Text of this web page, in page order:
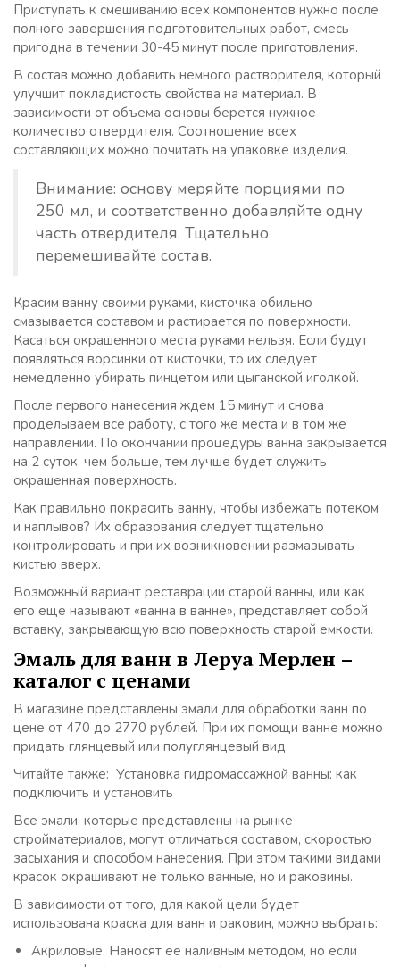
Приступать к смешиванию всех компонентов нужно после
полного завершения подготовительных работ, смесь
пригодна в течении 30-45 минут после приготовления.
В состав можно добавить немного растворителя, который
улучшит покладистость свойства на материал. В
зависимости от объема основы берется нужное
количество отвердителя. Соотношение всех
составляющих можно почитать на упаковке изделия.
Внимание: основу меряйте порциями по
250 мл, и соответственно добавляйте одну
часть отвердителя. Тщательно
перемешивайте состав.
Красим ванну своими руками, кисточка обильно
смазывается составом и растирается по поверхности.
Касаться окрашенного места руками нельзя. Если будут
появляться ворсинки от кисточки, то их следует
немедленно убирать пинцетом или цыганской иголкой.
После первого нанесения ждем 15 минут и снова
проделываем все работу, с того же места и в том же
направлении. По окончании процедуры ванна закрывается
на 2 суток, чем больше, тем лучше будет служить
окрашенная поверхность.
Как правильно покрасить ванну, чтобы избежать потеком
и наплывов? Их образования следует тщательно
контролировать и при их возникновении размазывать
кистью вверх.
Возможный вариант реставрации старой ванны, или как
его еще называют «ванна в ванне», представляет собой
вставку, закрывающую всю поверхность старой емкости.
Эмаль для ванн в Леруа Мерлен –
каталог с ценами
В магазине представлены эмали для обработки ванн по
цене от 470 до 2770 рублей. При их помощи ванне можно
придать глянцевый или полуглянцевый вид.
Читайте также: Установка гидромассажной ванны: как
подключить и установить
Все эмали, которые представлены на рынке
стройматериалов, могут отличаться составом, скоростью
засыхания и способом нанесения. При этом такими видами
красок окрашивают не только ванные, но и раковины.
В зависимости от того, для какой цели будет
использована краска для ванн и раковин, можно выбрать:
Акриловые. Наносят её наливным методом, но если